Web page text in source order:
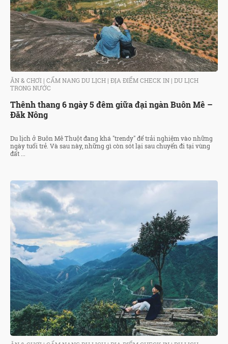
ĂN & CHƠI | CẨM NANG DU LỊCH | ĐỊA ĐIỂM CHECK IN | DU LỊCH
TRONG NƯỚC
Thênh thang 6 ngày 5 đêm giữa đại ngàn Buôn Mê –
Đăk Nông
Du lịch ở Buôn Mê Thuột đang khá "trendy" để trải nghiệm vào những
ngày tuổi trẻ. Và sau này, những gì còn sót lại sau chuyến đi tại vùng
đất ...